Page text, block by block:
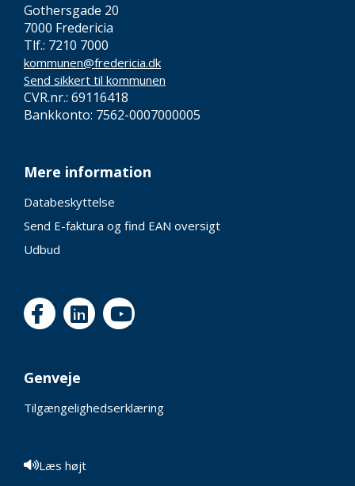
Gothersgade 20
7000 Fredericia
Tlf.: 7210 7000
kommunen@fredericia.dk
Send sikkert til kommunen
CVR.nr.: 69116418
Bankkonto: 7562-0007000005
Mere information
Databeskyttelse
Send E-faktura og find EAN oversigt
Udbud
Genveje
Tilgængelighedserklæring
Læs højt